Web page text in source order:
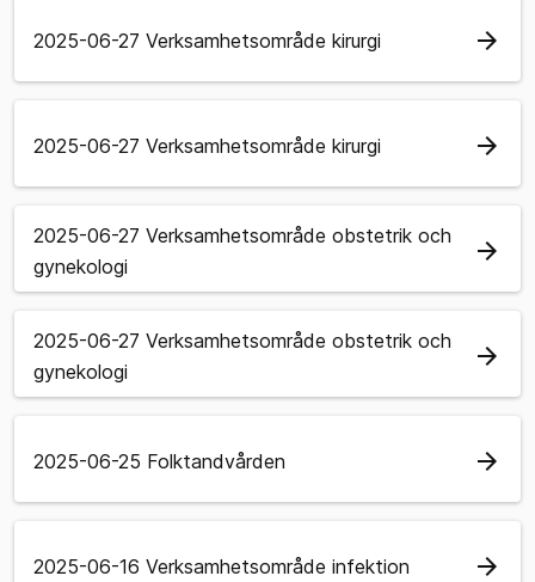
2025-06-27 Verksamhetsområde kirurgi arrow_forward
2025-06-27 Verksamhetsområde kirurgi arrow_forward
2025-06-27 Verksamhetsområde obstetrik och
gynekologi
arrow_forward
2025-06-27 Verksamhetsområde obstetrik och
gynekologi
arrow_forward
2025-06-25 Folktandvården arrow_forward
2025-06-16 Verksamhetsområde infektion arrow_forward